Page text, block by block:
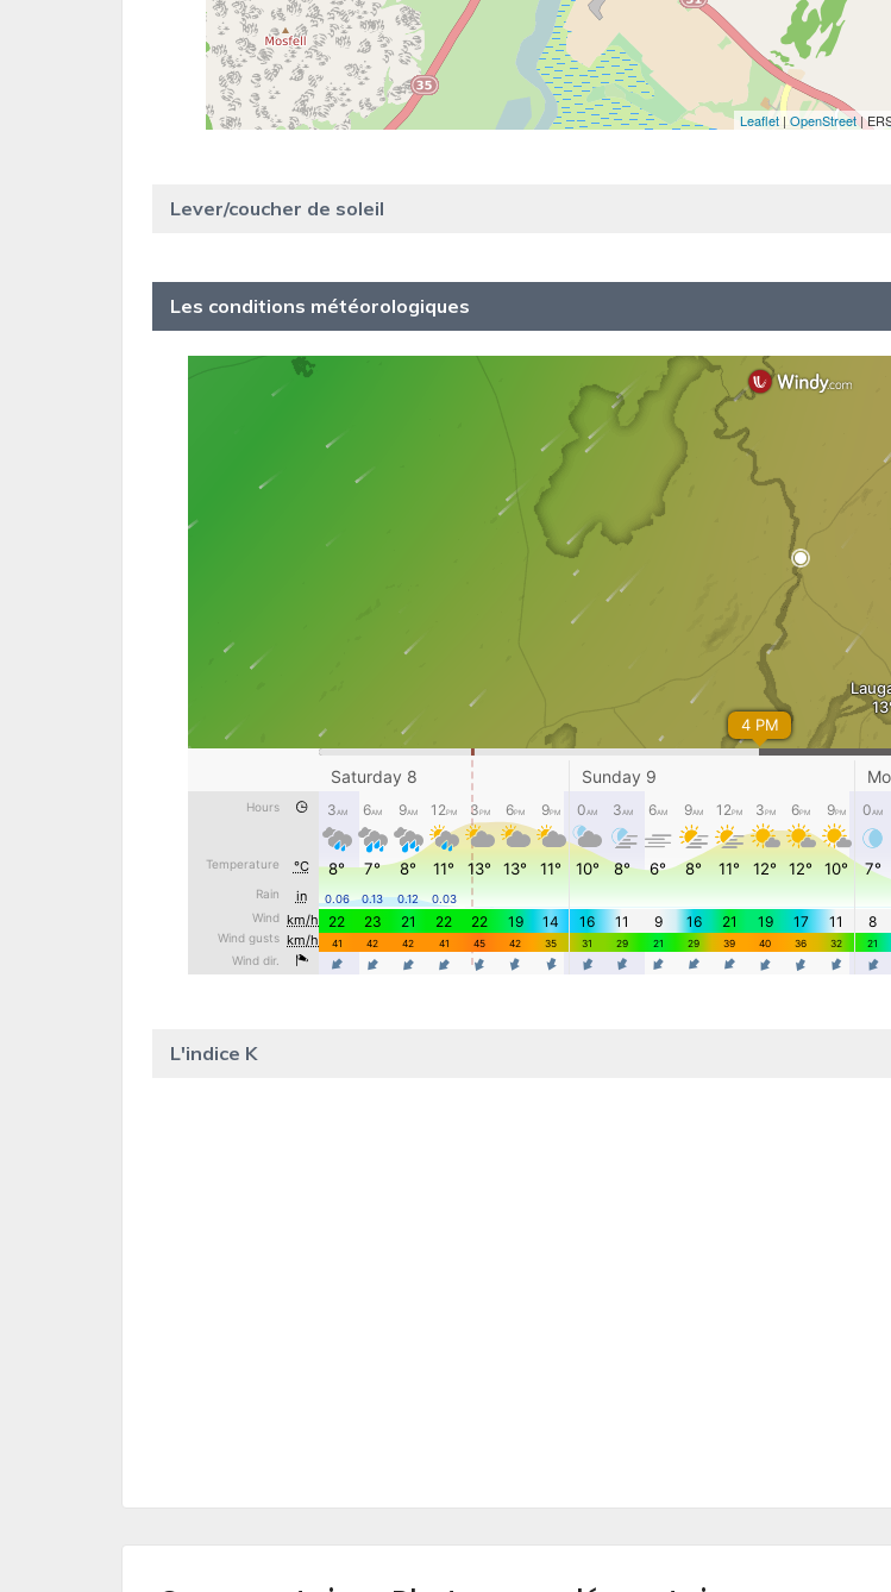
Lever/coucher de soleil
Les conditions météorologiques
L'indice K